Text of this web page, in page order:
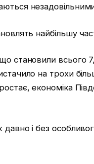
найбільшу
становили всього
на трохи
економіка
давно і без